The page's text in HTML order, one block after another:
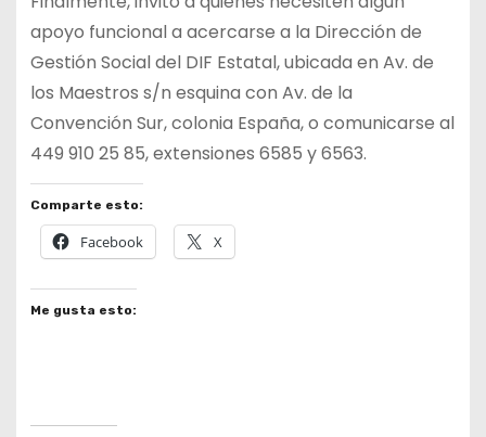
apoyo funcional a acercarse a la Dirección de
Gestión Social del DIF Estatal, ubicada en Av. de
los Maestros s/n esquina con Av. de la
Convención Sur, colonia España, o comunicarse al
449 910 25 85, extensiones 6585 y 6563.
Comparte esto:
Facebook X
Me gusta esto: